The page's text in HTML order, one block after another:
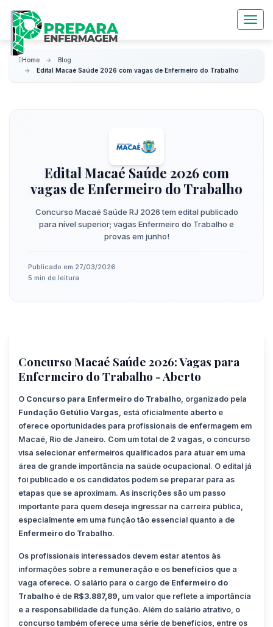
Home
Blog
Edital Macaé Saúde 2026 com vagas de Enfermeiro do Trabalho
Edital Macaé Saúde 2026 com
vagas de Enfermeiro do Trabalho
Concurso Macaé Saúde RJ 2026 tem edital publicado
para nível superior; vagas Enfermeiro do Trabalho e
provas em junho!
Publicado em 27/03/2026
5 min de leitura
Concurso Macaé Saúde 2026: Vagas para
Enfermeiro do Trabalho - Aberto
O Concurso para Enfermeiro do Trabalho, organizado pela
Fundação Getúlio Vargas, está oficialmente aberto e
oferece oportunidades para profissionais de enfermagem em
Macaé, Rio de Janeiro. Com um total de 2 vagas, o concurso
visa selecionar enfermeiros qualificados para atuar em uma
área de grande importância na saúde ocupacional. O edital já
foi publicado e os candidatos podem se preparar para as
etapas que se aproximam. As inscrições são um passo
importante para quem deseja ingressar na carreira pública,
especialmente em uma função tão essencial quanto a de
Enfermeiro do Trabalho.
Os profissionais interessados devem estar atentos às
informações sobre a remuneração e os benefícios que a
vaga oferece. O salário para o cargo de Enfermeiro do
Trabalho é de R$3.887,89, um valor que reflete a importância
e a responsabilidade da função. Além do salário atrativo, o
concurso também oferece uma série de benefícios, entre os